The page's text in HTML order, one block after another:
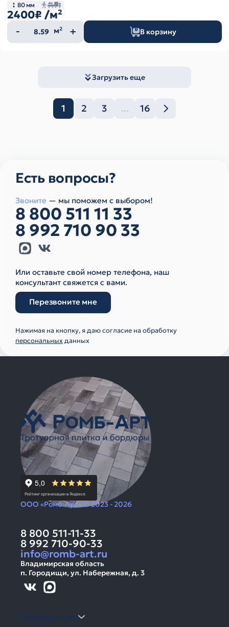
80 мм
2400₽ /м²
Количество
товара
м² В корзину
Загрузить еще
1 2 3 ... 16
Есть вопросы?
Звоните — мы поможем с выбором!
8 800 511 11 33
8 992 710 90 33
Или оставьте свой номер телефона, наш
консультант свяжется с вами.
Перезвоните мне
Нажимая на кнопку, я даю согласие на обработку
персональныхданных
ООО «Ромб-Арт» © 2023 - 2026
8 800 511-11-33
8 992 710-90-33
info@romb-art.ru
Владимирская область
п. Городищи, ул. Набережная, д. 3
Продукция